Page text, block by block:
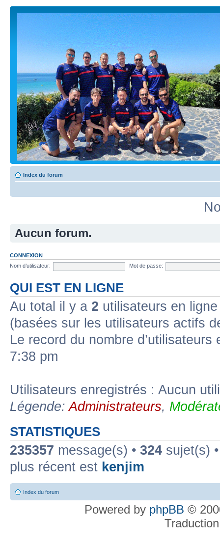
Index du forum
Aucun forum.
CONNEXION
Nom d’utilisateur:
Mot de passe:
QUI EST EN LIGNE
Au total il y a 2 utilisateurs en
(basées sur les utilisateurs actifs
Le record du nombre
7:38 pm
Utilisateurs enregistrés : Aucun
Légende:Administrateurs,
STATISTIQUES
235357 message(s) • 324 sujet(s)
plus récent est kenjim
Index du forum
Powered by phpBB ©